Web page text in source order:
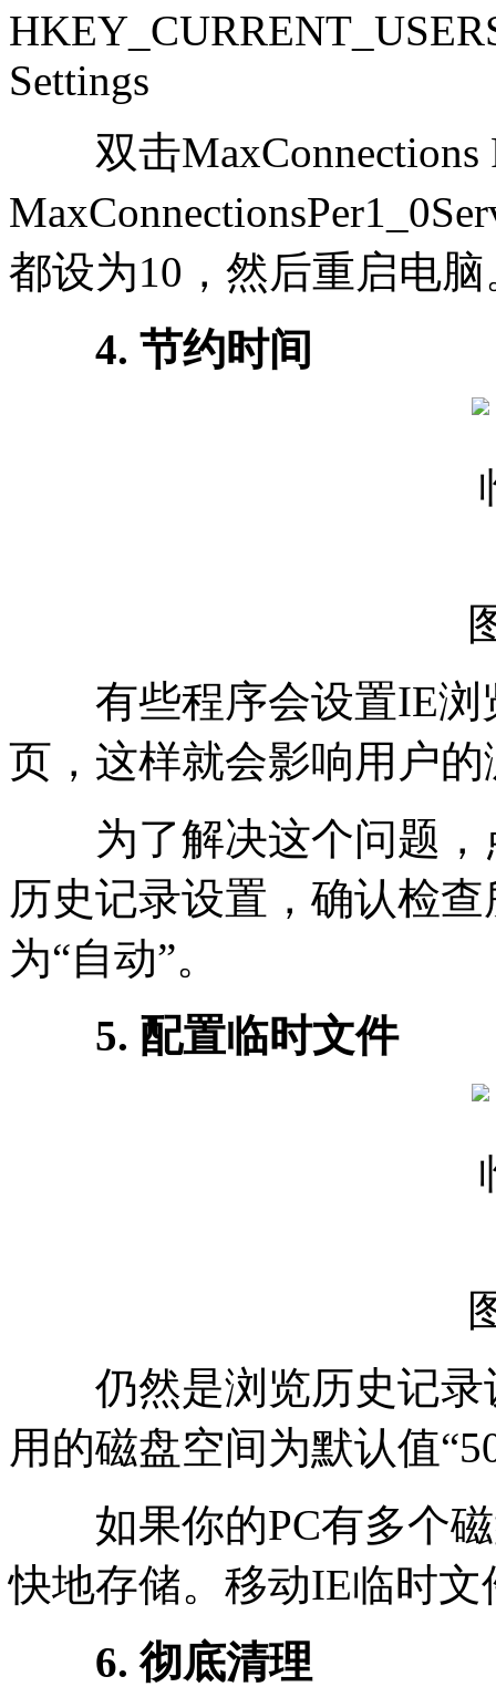
Settings
双击MaxConnections
都设为10，然后重启电脑
4. 节约时间
有些程序会设置IE浏
页，这样就会影响用户
为了解决这个问题，
历史记录设置，确认检
为“自动”。
5. 配置临时文件
仍然是浏览历史记录
用的磁盘空间为默认值
如果你的PC有多个磁
快地存储。移动IE临时文
6. 彻底清理